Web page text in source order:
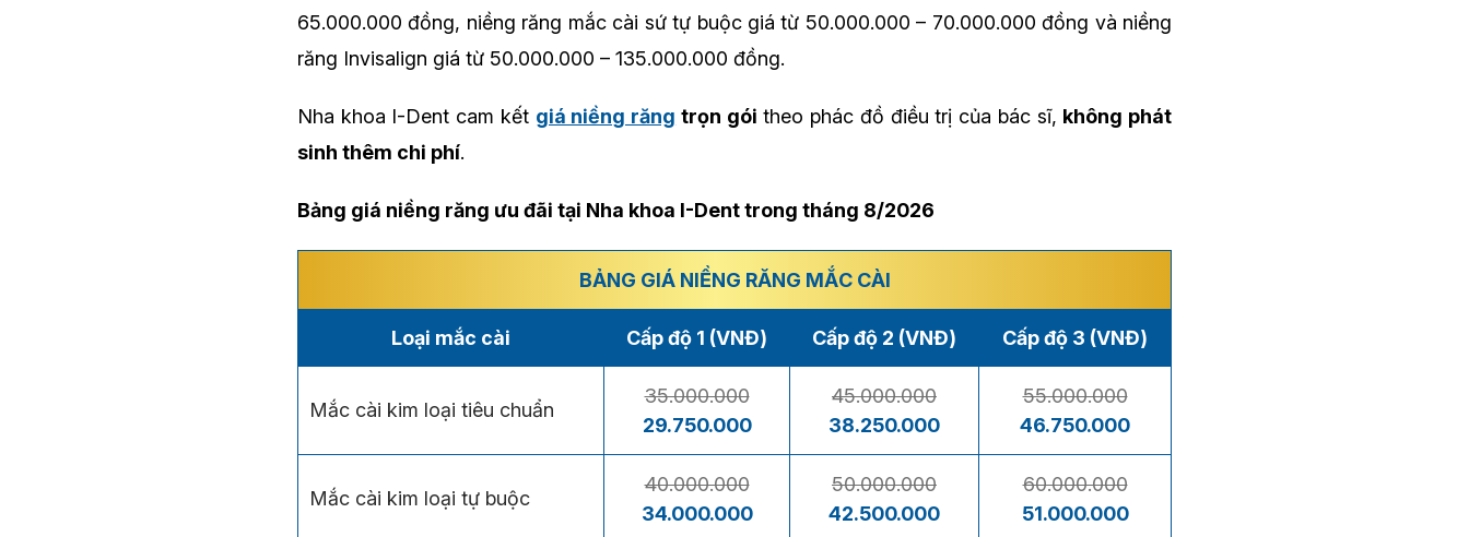
65.000.000 đồng, niềng răng mắc cài sứ tự buộc giá từ 50.000.000 – 70.000.000 đồng và niềng
răng Invisalign giá từ 50.000.000 – 135.000.000 đồng.
Nha khoa I-Dent cam kết giá niềng răng trọn gói theo phác đồ điều trị của bác sĩ, không phát
sinh thêm chi phí.
Bảng giá niềng răng ưu đãi tại Nha khoa I-Dent trong tháng 8/2026
BẢNG GIÁ NIỀNG RĂNG MẮC CÀI
Loại mắc cài Cấp độ 1 (VNĐ) Cấp độ 2 (VNĐ) Cấp độ 3 (VNĐ)
Mắc cài kim loại tiêu chuẩn
35.000.000
29.750.000
45.000.000
38.250.000
55.000.000
46.750.000
Mắc cài kim loại tự buộc
40.000.000
34.000.000
50.000.000
42.500.000
60.000.000
51.000.000